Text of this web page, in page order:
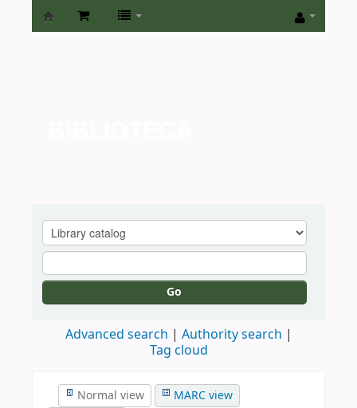
Biblioteca
Go
Advanced search
Authority search
Tag cloud
Normal view
MARC view